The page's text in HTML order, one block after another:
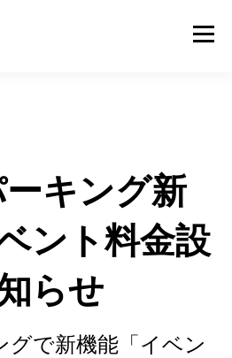
キング新
ント料金設
らせ
グで新機能「イベン